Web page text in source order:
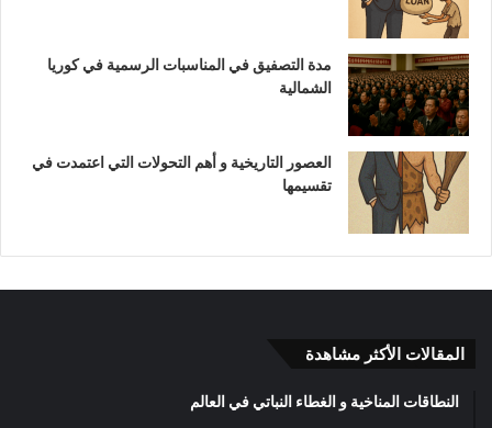
مدة التصفيق في المناسبات الرسمية في كوريا
الشمالية
العصور التاريخية و أهم التحولات التي اعتمدت في
تقسيمها
المقالات الأكثر مشاهدة
النطاقات المناخية و الغطاء النباتي في العالم